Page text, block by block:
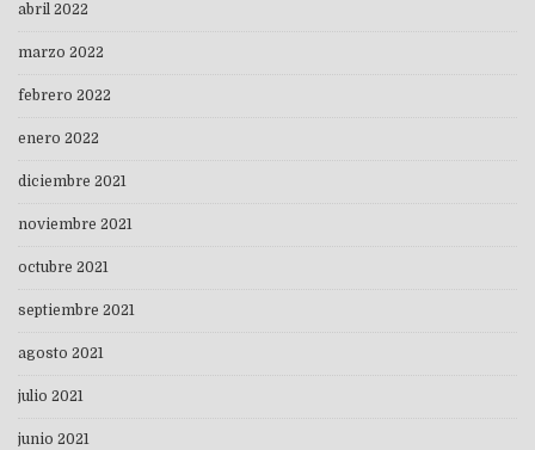
abril 2022
marzo 2022
febrero 2022
enero 2022
diciembre 2021
noviembre 2021
octubre 2021
septiembre 2021
agosto 2021
julio 2021
junio 2021